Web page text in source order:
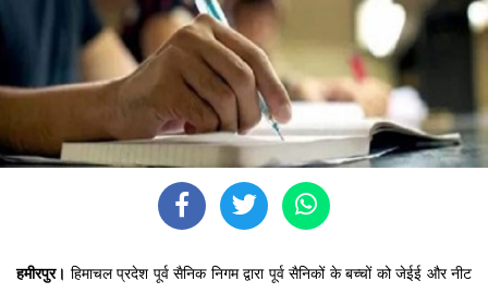
हमीरपुर। हिमाचल प्रदेश पूर्व सैनिक निगम द्वारा पूर्व सैनिकों के बच्चों को जेईई और नीट